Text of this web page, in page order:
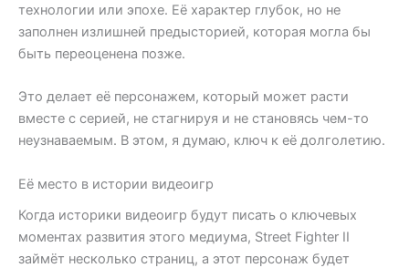
технологии или эпохе. Её характер глубок, но не
заполнен излишней предысторией, которая могла бы
быть переоценена позже.
Это делает её персонажем, который может расти
вместе с серией, не стагнируя и не становясь чем-то
неузнаваемым. В этом, я думаю, ключ к её долголетию.
Её место в истории видеоигр
Когда историки видеоигр будут писать о ключевых
моментах развития этого медиума, Street Fighter II
займёт несколько страниц, а этот персонаж будет